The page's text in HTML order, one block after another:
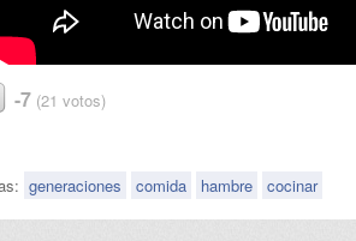
-7 (21 votos)
generaciones comida hambre cocinar